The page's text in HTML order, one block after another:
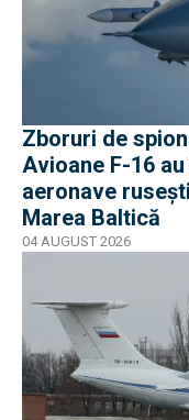
Zboruri de
Avioane F-16
aeronave
Marea Baltică
04 AUGUST 2026